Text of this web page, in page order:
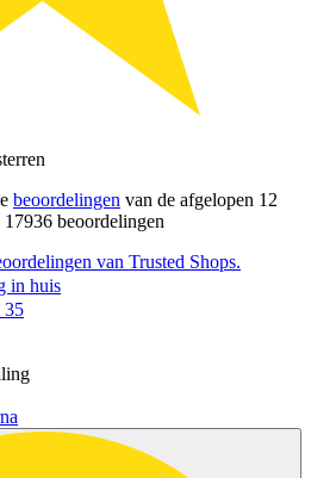
beoordelingen van de afgelopen 12
beoordelingen
van Trusted Shops.
in huis
35